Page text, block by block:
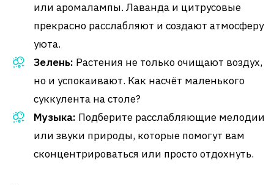
или аромалампы. Лаванда и цитрусовые
прекрасно расслабляют и создают атмосферу
уюта.
Зелень: Растения не только очищают воздух,
но и успокаивают. Как насчёт маленького
суккулента на столе?
Музыка: Подберите расслабляющие мелодии
или звуки природы, которые помогут вам
сконцентрироваться или просто отдохнуть.